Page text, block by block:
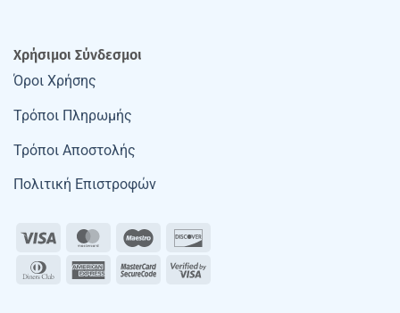
Χρήσιμοι Σύνδεσμοι
Όροι Χρήσης
Τρόποι Πληρωμής
Τρόποι Αποστολής
Πολιτική Επιστροφών
Visa MasterCardMaestro
Dinners
AmericanMasterCard
Visa